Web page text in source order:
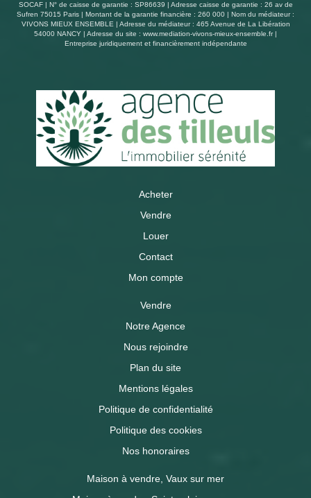
SOCAF | N° de caisse de garantie : SP86639 | Adresse caisse de garantie : 26 av de
Sufren 75015 Paris | Montant de la garantie financière : 260 000 | Nom du médiateur :
VIVONS MIEUX ENSEMBLE | Adresse du médiateur : 465 Avenue de La Libération
54000 NANCY | Adresse du site : www.mediation-vivons-mieux-ensemble.fr|
Entreprise juridiquement et financièrement indépendante
Acheter
Vendre
Louer
Contact
Mon compte
Vendre
Notre Agence
Nous rejoindre
Plan du site
Mentions légales
Politique de confidentialité
Politique des cookies
Nos honoraires
Maison à vendre, Vaux sur mer